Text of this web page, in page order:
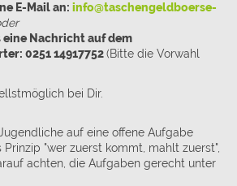
E-Mail an: info@taschengeldboerse-
eine Nachricht auf dem
0251 14917752(Bitte die Vorwahl
bei Dir.
auf eine offene Aufgabe
"wer zuerst kommt, mahlt zuerst",
achten, die Aufgaben gerecht unter